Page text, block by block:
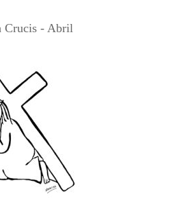
Crucis - Abril